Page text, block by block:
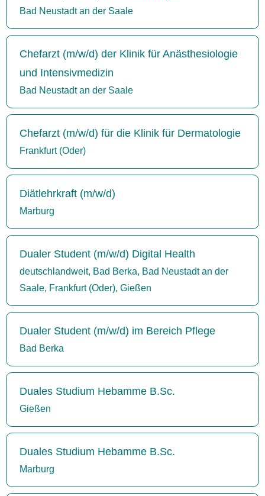
Bad Neustadt an der Saale
Chefarzt (m/w/d) der Klinik für Anästhesiologie
und Intensivmedizin
Bad Neustadt an der Saale
Chefarzt (m/w/d) für die Klinik für Dermatologie
Frankfurt (Oder)
Diätlehrkraft (m/w/d)
Marburg
Dualer Student (m/w/d) Digital Health
deutschlandweit, Bad Berka, Bad Neustadt an der
Saale, Frankfurt (Oder), Gießen
Dualer Student (m/w/d) im Bereich Pflege
Bad Berka
Duales Studium Hebamme B.Sc.
Gießen
Duales Studium Hebamme B.Sc.
Marburg